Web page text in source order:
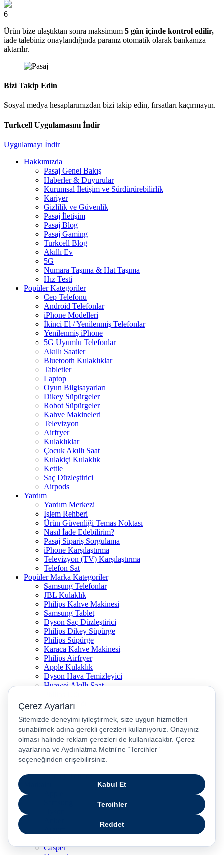
6
Ürün bize ulaştıktan sonra maksimum 5 gün içinde kontrol edilir,
iade talebiniz onaylandığında paranız otomatik olarak bankanıza
aktarılır.
Bizi Takip Edin
Sosyal medya hesaplarımızdan bizi takip edin, fırsatları kaçırmayın.
Turkcell Uygulamasını İndir
Uygulamayı İndir
Hakkımızda
Pasaj Genel Bakış
Haberler & Duyurular
Kurumsal İletişim ve Sürdürürebilirlik
Kariyer
Gizlilik ve Güvenlik
Pasaj İletişim
Pasaj Blog
Pasaj Gaming
Turkcell Blog
Akıllı Ev
5G
Numara Taşıma & Hat Taşıma
Hız Testi
Popüler Kategoriler
Cep Telefonu
Android Telefonlar
iPhone Modelleri
İkinci El / Yenilenmiş Telefonlar
Yenilenmiş iPhone
5G Uyumlu Telefonlar
Akıllı Saatler
Bluetooth Kulaklıklar
Tabletler
Laptop
Oyun Bilgisayarları
Dikey Süpürgeler
Robot Süpürgeler
Kahve Makineleri
Televizyon
Airfryer
Kulaklıklar
Çocuk Akıllı Saat
Kulakiçi Kulaklık
Kettle
Saç Düzleştirici
Airpods
Yardım
Yardım Merkezi
İşlem Rehberi
Ürün Güvenliği Temas Noktası
Nasıl İade Edebilirim?
Pasaj Sipariş Sorgulama
iPhone Karşılaştırma
Televizyon (TV) Karşılaştırma
Telefon Sat
Popüler Marka Kategoriler
Samsung Telefonlar
JBL Kulaklık
Philips Kahve Makinesi
Samsung Tablet
Dyson Saç Düzleştirici
Philips Dikey Süpürge
Philips Süpürge
Karaca Kahve Makinesi
Philips Airfryer
Apple Kulaklık
Dyson Hava Temizleyici
Huawei Akıllı Saat
JBL Hoparlör
Apple Tablet
Xiaomi Telefon
Xiaomi Akıllı Saat
Samsung Akıllı Saat
Asus Laptop
Huawei Tablet
Huawei Telefon
Stanley Termos
Casper